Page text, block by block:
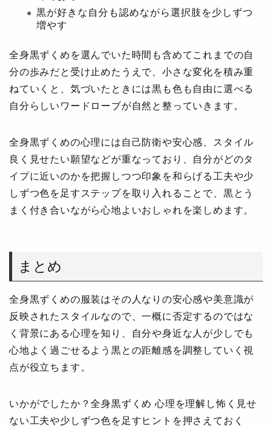
黒が好きな自分も認めながら選択肢を少しずつ
増やす
全身黒ずくめを選んでいた時間も含めてこれまでの自
分の歩みだと受け止めたうえで、小さな変化を積み重
ねていくと、気づいたときには黒も色も自由に選べる
自分らしいワードローブが自然と整っていきます。
全身黒ずくめの心理には自己防衛や安心感、スタイル
良く見せたい願望などが重なっており、自分がどのタ
イプに近いのかを把握しつつ印象を和らげる工夫や少
しずつ色を足すステップを取り入れることで、黒とう
まく付き合いながら心地よいおしゃれを楽しめます。
まとめ
全身黒ずくめの服装はその人なりの安心感や美意識が
反映されたスタイルなので、一概に否定するのではな
く背景にある心理を知り、自分や身近な人が少しでも
心地よく過ごせるよう黒との距離感を調整していく視
点が役立ちます。
いかがでしたか？全身黒ずくめ 心理を理解し怖く見せ
ない工夫や少しずつ色を足すヒントを押さえておく